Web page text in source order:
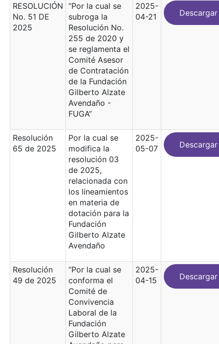
RESOLUCIÓN
No. 51 DE
2025
“Por la cual se
subroga la
Resolución No.
255 de 2020 y
se reglamenta el
Comité Asesor
de Contratación
de la Fundación
Gilberto Alzate
Avendaño -
FUGA”
2025-
04-21
Descargar
Resolución
65 de 2025
Por la cual se
modifica la
resolución 03
de 2025,
relacionada con
los lineamientos
en materia de
dotación para la
Fundación
Gilberto Alzate
Avendaño
2025-
05-07
Descargar
Resolución
49 de 2025
“Por la cual se
conforma el
Comité de
Convivencia
Laboral de la
Fundación
Gilberto Alzate
2025-
04-15
Descargar